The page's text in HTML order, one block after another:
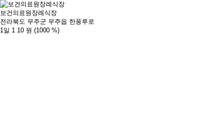
보건의료원장례식장
전라북도 무주군 무주읍 한풍루로
1일 1 10 원 (1000 %)